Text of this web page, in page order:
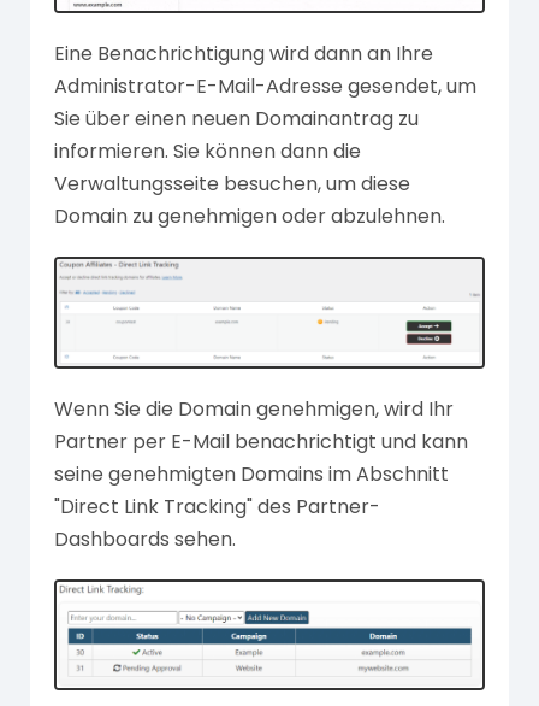
Eine Benachrichtigung wird dann an Ihre
Administrator-E-Mail-Adresse gesendet, um
Sie über einen neuen Domainantrag zu
informieren. Sie können dann die
Verwaltungsseite besuchen, um diese
Domain zu genehmigen oder abzulehnen.
Wenn Sie die Domain genehmigen, wird Ihr
Partner per E-Mail benachrichtigt und kann
seine genehmigten Domains im Abschnitt
"Direct Link Tracking" des Partner-
Dashboards sehen.